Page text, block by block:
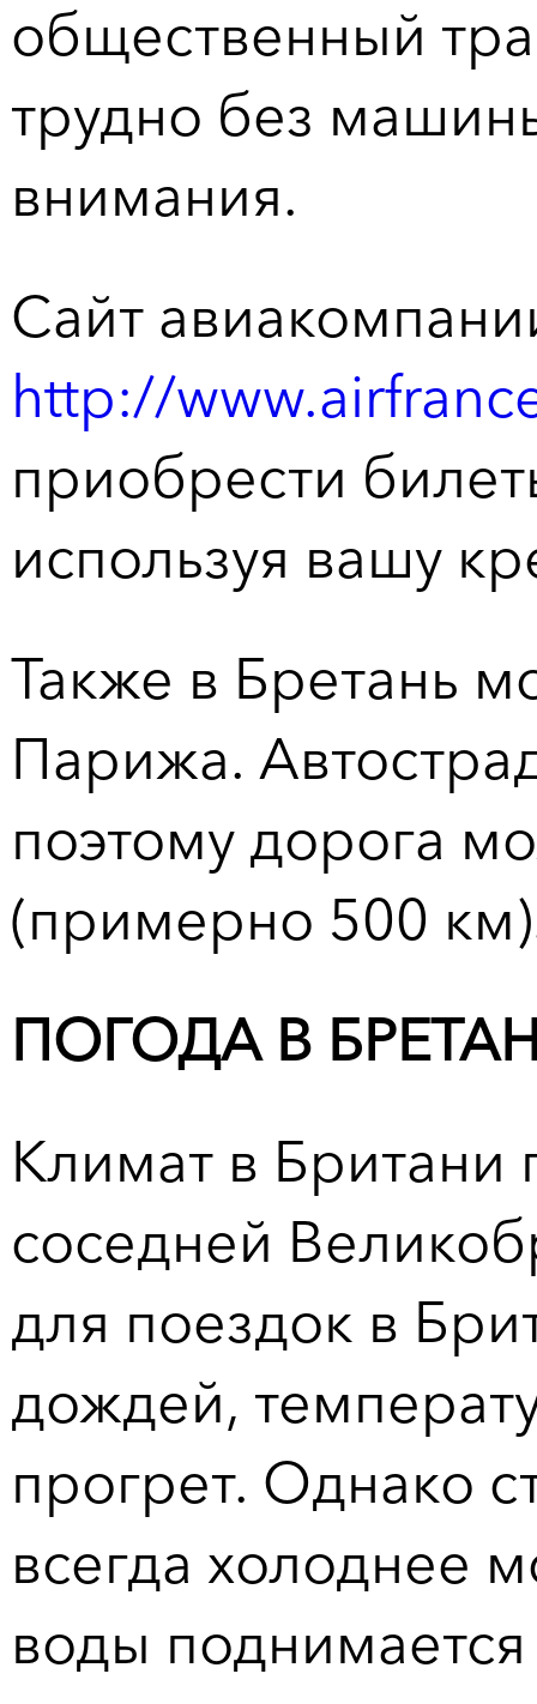
общественный
трудно без
внимания.
Сайт
http://
приобрести
используя вашу
Также в Бретань
Парижа.
поэтому дорога
(примерно 500
ПОГОДА В
Климат в Британи
соседней
для поездок в
дождей,
прогрет. Однако
всегда холоднее
воды